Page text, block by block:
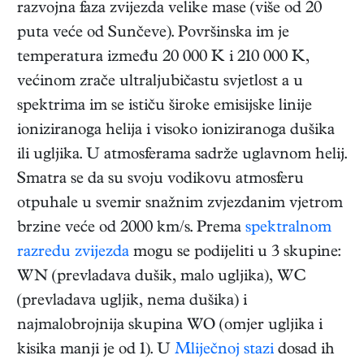
razvojna faza zvijezda velike mase (više od 20
puta veće od Sunčeve). Površinska im je
temperatura između 20 000 K i 210 000 K,
većinom zrače ultraljubičastu svjetlost a u
spektrima im se ističu široke emisijske linije
ioniziranoga helija i visoko ioniziranoga dušika
ili ugljika. U atmosferama sadrže uglavnom helij.
Smatra se da su svoju vodikovu atmosferu
otpuhale u svemir snažnim zvjezdanim vjetrom
brzine veće od 2000 km/s. Prema spektralnom
razredu zvijezda mogu se podijeliti u 3 skupine:
WN (prevladava dušik, malo ugljika), WC
(prevladava ugljik, nema dušika) i
najmalobrojnija skupina WO (omjer ugljika i
kisika manji je od 1). U Mliječnoj stazi dosad ih